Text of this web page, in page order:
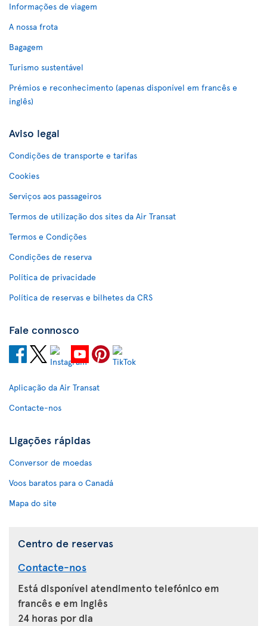
Informações de viagem
A nossa frota
Bagagem
Turismo sustentável
Prémios e reconhecimento (apenas disponível em francês e
inglês)
Aviso legal
Condições de transporte e tarifas
Cookies
Serviços aos passageiros
Termos de utilização dos sites da Air Transat
Termos e Condições
Condições de reserva
Política de privacidade
Política de reservas e bilhetes da CRS
Fale connosco
Aplicação da Air Transat
Contacte-nos
Ligações rápidas
Conversor de moedas
Voos baratos para o Canadá
Mapa do site
Centro de reservas
Contacte-nos
Está disponível atendimento telefónico em
francês e em inglês
24 horas por dia